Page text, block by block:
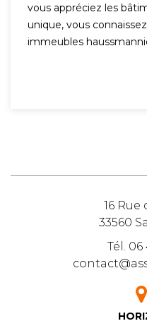
vous appréciez les
unique, vous
immeubles
16 Rue
33560
Tél. 06